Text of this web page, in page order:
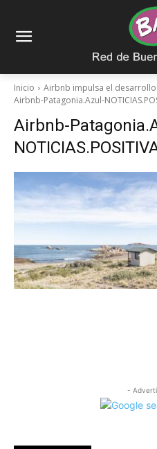
Inicio
Airbnb impulsa el
Airbnb-Patagonia.Azul-
Airbnb-
-